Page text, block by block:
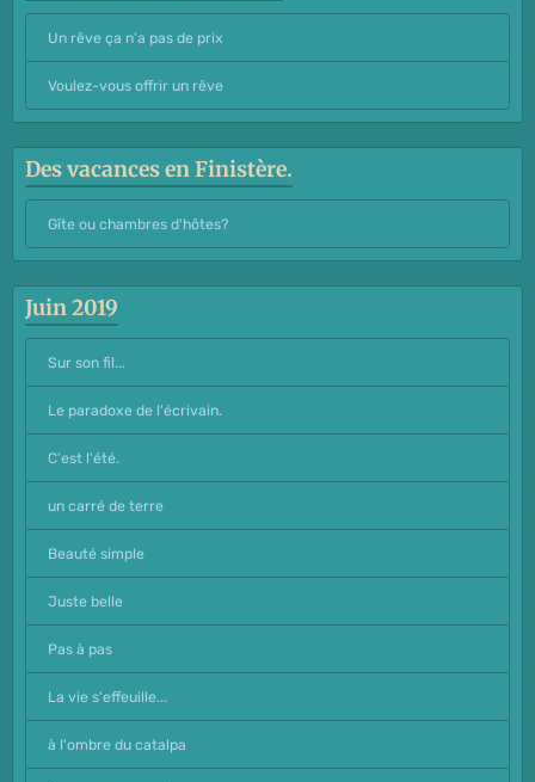
Un rêve ça n'a pas de prix
Voulez-vous offrir un rêve
Des vacances en Finistère.
Gîte ou chambres d'hôtes?
Juin 2019
Sur son fil...
Le paradoxe de l'écrivain.
C'est l'été.
un carré de terre
Beauté simple
Juste belle
Pas à pas
La vie s'effeuille...
à l'ombre du catalpa